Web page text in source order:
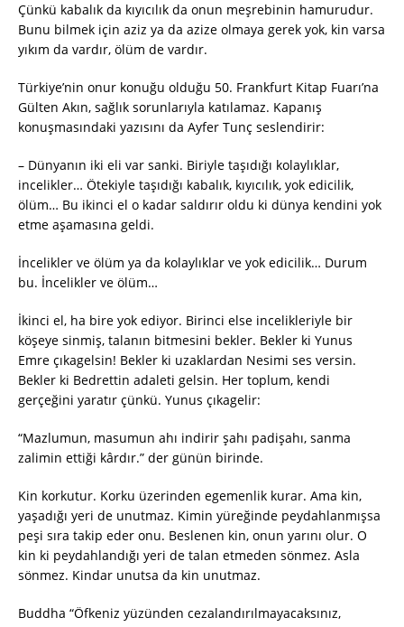
Çünkü kabalık da kıyıcılık da onun meşrebinin hamurudur.
Bunu bilmek için aziz ya da azize olmaya gerek yok, kin varsa
yıkım da vardır, ölüm de vardır.
Türkiye’nin onur konuğu olduğu 50. Frankfurt Kitap Fuarı’na
Gülten Akın, sağlık sorunlarıyla katılamaz. Kapanış
konuşmasındaki yazısını da Ayfer Tunç seslendirir:
– Dünyanın iki eli var sanki. Biriyle taşıdığı kolaylıklar,
incelikler… Ötekiyle taşıdığı kabalık, kıyıcılık, yok edicilik,
ölüm… Bu ikinci el o kadar saldırır oldu ki dünya kendini yok
etme aşamasına geldi.
İncelikler ve ölüm ya da kolaylıklar ve yok edicilik… Durum
bu. İncelikler ve ölüm…
İkinci el, ha bire yok ediyor. Birinci else incelikleriyle bir
köşeye sinmiş, talanın bitmesini bekler. Bekler ki Yunus
Emre çıkagelsin! Bekler ki uzaklardan Nesimi ses versin.
Bekler ki Bedrettin adaleti gelsin. Her toplum, kendi
gerçeğini yaratır çünkü. Yunus çıkagelir:
“Mazlumun, masumun ahı indirir şahı padişahı, sanma
zalimin ettiği kârdır.” der günün birinde.
Kin korkutur. Korku üzerinden egemenlik kurar. Ama kin,
yaşadığı yeri de unutmaz. Kimin yüreğinde peydahlanmışsa
peşi sıra takip eder onu. Beslenen kin, onun yarını olur. O
kin ki peydahlandığı yeri de talan etmeden sönmez. Asla
sönmez. Kindar unutsa da kin unutmaz.
Buddha “Öfkeniz yüzünden cezalandırılmayacaksınız,